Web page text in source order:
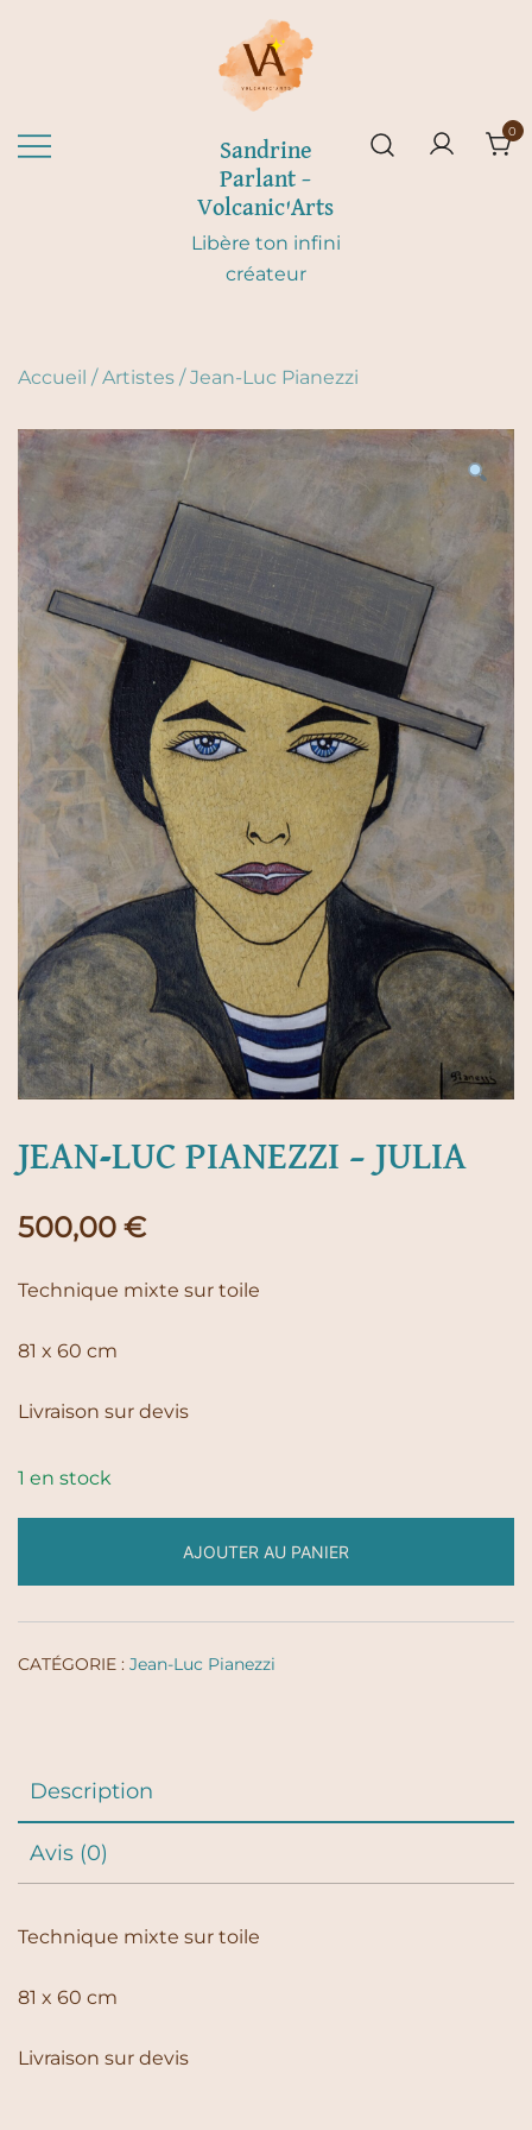
Sandrine
Parlant –
Volcanic'Arts
Libère ton infini
créateur
0
Accueil /Artistes /Jean-Luc Pianezzi
JEAN-LUC PIANEZZI – JULIA
500,00 €
Technique mixte sur toile
81 x 60 cm
Livraison sur devis
1 en stock
AJOUTER AU PANIER
CATÉGORIE : Jean-Luc Pianezzi
Description
Avis (0)
Technique mixte sur toile
81 x 60 cm
Livraison sur devis